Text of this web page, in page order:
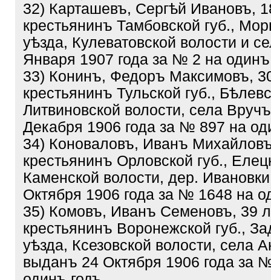
32) Карташевъ, Cepгѣй Ивановъ,
крестьянинъ Тамбовской губ.,
уѣзда, Кулеватовской волости и
Января 1907 года за № 2 на одинъ
33) Конинъ, Федоръ Максимовъ,
крестьянинъ Тульской губ.,
Литвиновской волости, села
Декабря 1906 года за № 897 на
34) Коноваловъ, Иванъ
крестьянинъ Орловской губ.,
Каменской волости, дер.
Октября 1906 года за № 1648 на
35) Комовъ, Иванъ Семеновъ, 39
крестьянинъ Воронежской губ.,
уѣзда, Ксезовской волости, села
выданъ 24 Октября 1906 года за